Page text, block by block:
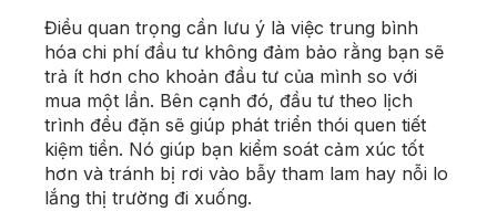
Điều quan trọng cần lưu ý là việc trung bình
hóa chi phí đầu tư không đảm bảo rằng bạn sẽ
trả ít hơn cho khoản đầu tư của mình so với
mua một lần. Bên cạnh đó, đầu tư theo lịch
trình đều đặn sẽ giúp phát triển thói quen tiết
kiệm tiền. Nó giúp bạn kiểm soát cảm xúc tốt
hơn và tránh bị rơi vào bẫy tham lam hay nỗi lo
lắng thị trường đi xuống.